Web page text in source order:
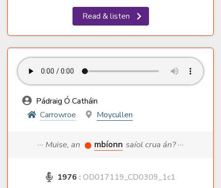
Read & listen
Pádraig Ó Catháin
Carrowroe
Moycullen
··· Muise, an mbíonn saíol crua án? ···
1976 : OD017119_CD0309_1c1